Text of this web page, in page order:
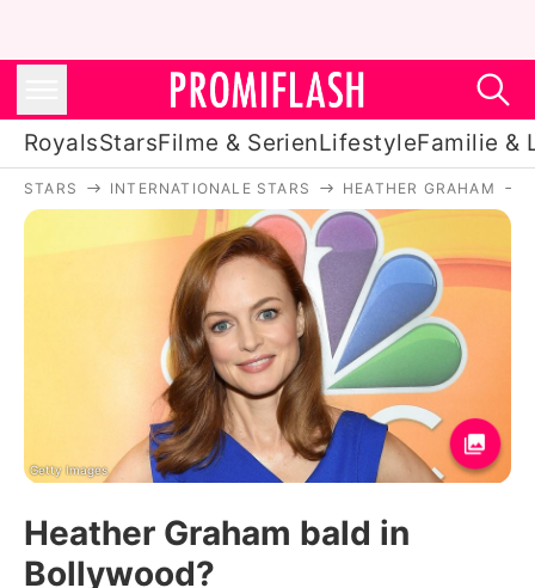
RoyalsStarsFilme & SerienLifestyleFamilie &
Royals
Stars
Filme & Serien
Lifestyle
Familie & Liebe
Promiflash Exklusiv
Alle Themen auf Promiflash
STARS INTERNATIONALE STARS HEATHER GRAHAM
Getty Images
Heather Graham bald in
Bollywood?